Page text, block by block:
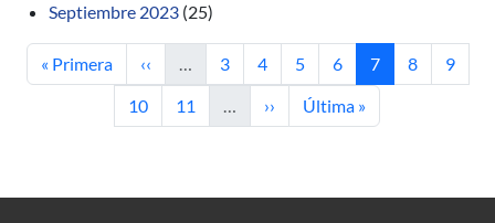
Septiembre 2023 (25)
Primera página
« Primera Página anterior
‹‹ … Página
3 Página
4 Página
5 Página
6 Página actual
7 Página
8 Página
9
Página
10 Página
11 … Siguiente página
›› Última página
Última »